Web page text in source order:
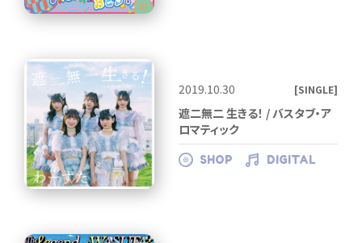
2019.10.30 [SINGLE]
遮二無二 生きる！ / バスタブ・ア
ロマティック
SHOP DIGITAL